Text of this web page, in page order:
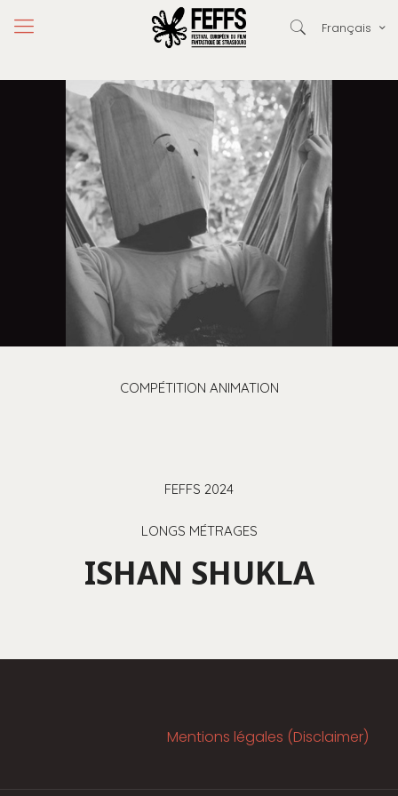
Français
COMPÉTITION ANIMATION
FEFFS 2024
LONGS MÉTRAGES
ISHAN SHUKLA
Mentions légales (Disclaimer)